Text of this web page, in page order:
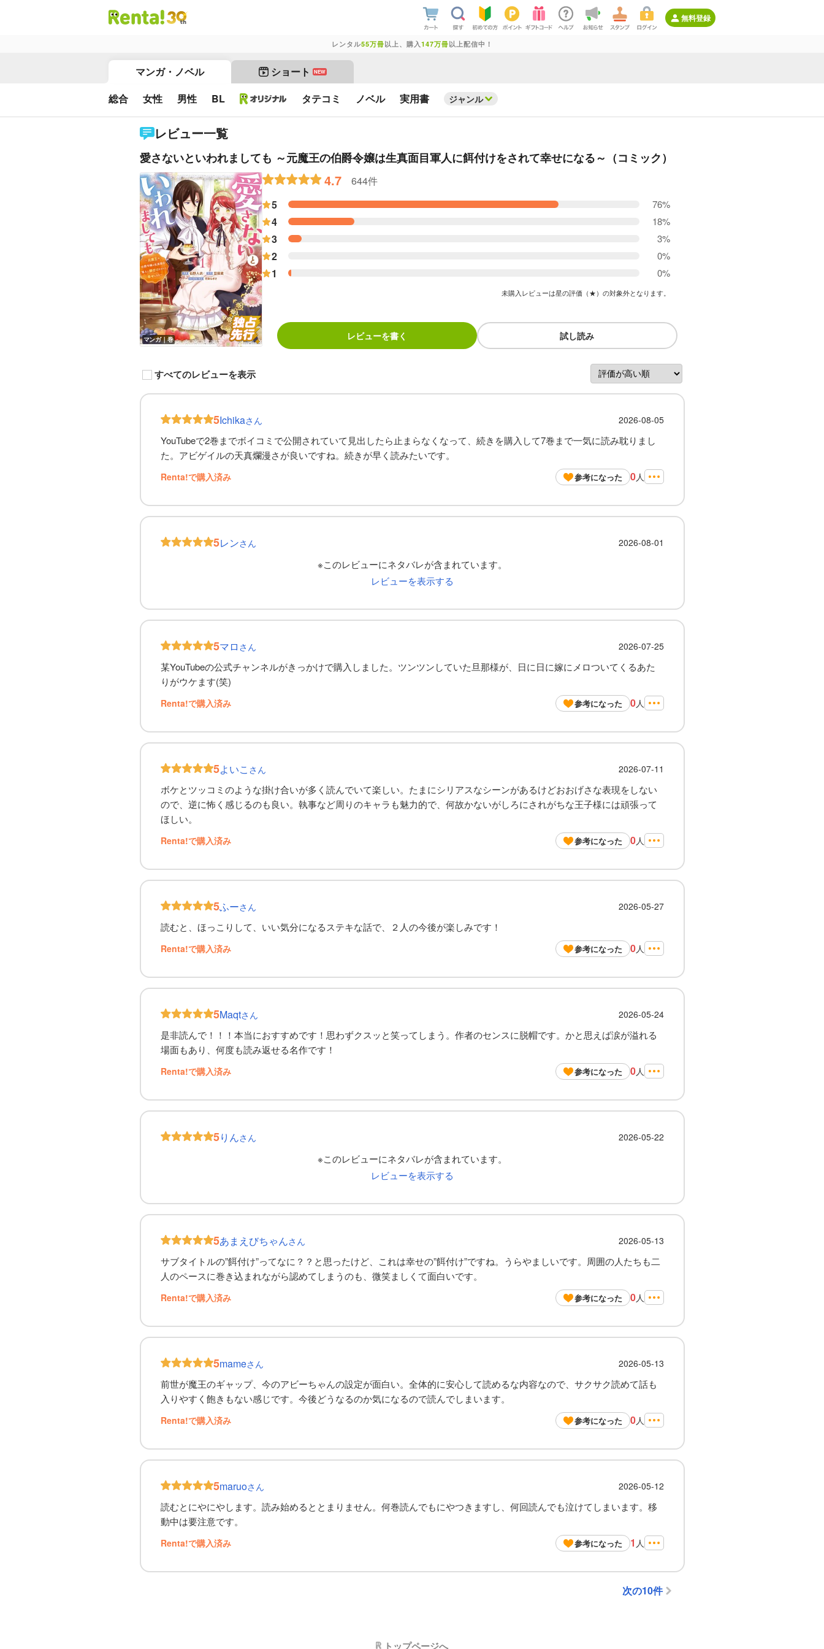
無料登録
レンタル55万冊以上、購入 147万冊以上配信中！
マンガ・ノベル ショート NEW
総合 女性 男性 BL タテコミ ノベル 実用書 ジャンル
レビュー一覧
愛さないといわれましても ～元魔王の伯爵令嬢は生真面目軍人に餌付けをされて幸せになる～（コミック）
マンガ｜巻
4.7
644件
5
76%
4 18%
3 3%
2 0%
1 0%
未購入レビューは星の評価（★）の対象外となります。
レビューを書く 試し読み
すべてのレビューを表示
5Ichikaさん 2026-08-05
YouTubeで2巻までボイコミで公開されていて見出したら止まらなくなって、続きを購入して7巻まで一気に読み耽りまし
た。アビゲイルの天真爛漫さが良いですね。続きが早く読みたいです。
Renta!で購入済み 参考になった 0人
5レンさん 2026-08-01
※このレビューにネタバレが含まれています。
レビューを表示する
5マロ さん 2026-07-25
某YouTubeの公式チャンネルがきっかけで購入しました。ツンツンしていた旦那様が、日に日に嫁にメロついてくるあた
りがウケます(笑)
Renta!で購入済み 参考になった 0人
5よいこ さん 2026-07-11
ボケとツッコミのような掛け合いが多く読んでいて楽しい。たまにシリアスなシーンがあるけどおおげさな表現をしない
ので、逆に怖く感じるのも良い。執事など周りのキャラも魅力的で、何故かないがしろにされがちな王子様には頑張って
ほしい。
Renta!で購入済み 参考になった 0人
5ふーさん 2026-05-27
読むと、ほっこりして、いい気分になるステキな話で、２人の今後が楽しみです！
Renta!で購入済み 参考になった 0人
5Maqtさん 2026-05-24
是非読んで！！！本当におすすめです！思わずクスッと笑ってしまう。作者のセンスに脱帽です。かと思えば涙が溢れる
場面もあり、何度も読み返せる名作です！
Renta!で購入済み 参考になった 0人
5りんさん 2026-05-22
※このレビューにネタバレが含まれています。
レビューを表示する
5あまえびちゃんさん 2026-05-13
サブタイトルの”餌付け”ってなに？？と思ったけど、これは幸せの”餌付け”ですね。うらやましいです。周囲の人たちも二
人のペースに巻き込まれながら認めてしまうのも、微笑ましくて面白いです。
Renta!で購入済み 参考になった 0人
5mameさん 2026-05-13
前世が魔王のギャップ、今のアビーちゃんの設定が面白い。全体的に安心して読めるな内容なので、サクサク読めて話も
入りやすく飽きもない感じです。今後どうなるのか気になるので読んでしまいます。
Renta!で購入済み 参考になった 0人
5maruoさん 2026-05-12
読むとにやにやします。読み始めるととまりません。何巻読んでもにやつきますし、何回読んでも泣けてしまいます。移
動中は要注意です。
Renta!で購入済み 参考になった 1 人
次の10件
トップページへ